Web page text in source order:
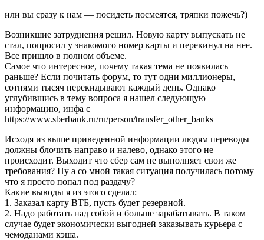
или вы сразу к нам — посидеть посмеятся, тряпки пожечь?)
Возникшие затруднения решил. Новую карту выпускать не
стал, попросил у знакомого номер карты и перекинул на нее.
Все пришло в полном объеме.
Самое что интересное, почему такая тема не появилась
раньше? Если почитать форум, то тут одни миллионеры,
сотнями тысяч перекидывают каждый день. Однако
углубившись в тему вопроса я нашел следующую
информацию, инфа с
https://www.sberbank.ru/ru/person/transfer_other_banks
Исходя из выше приведенной информации людям переводы
должны блочить направо и налево, однако этого не
происходит. Выходит что сбер сам не выполняет свои же
требования? Ну а со мной такая ситуация получилась потому
что я просто попал под раздачу?
Какие выводы я из этого сделал:
1. Заказал карту ВТБ, пусть будет резервной.
2. Надо работать над собой и больше зарабатывать. В таком
случае будет экономически выгодней заказывать курьера с
чемоданами кэша.